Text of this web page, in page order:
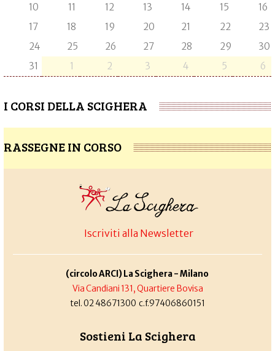
10
11 12 13 14 15
16
17
18 19 20 21 22
23
24
25 26 27 28 29
30
31
1 2 3 4 5 6
I CORSI DELLA SCIGHERA
RASSEGNE IN CORSO
Iscriviti alla Newsletter
(circolo ARCI) La Scighera - Milano
Via Candiani 131, Quartiere Bovisa
tel. 02 48671300 c.f.97406860151
Sostieni La Scighera